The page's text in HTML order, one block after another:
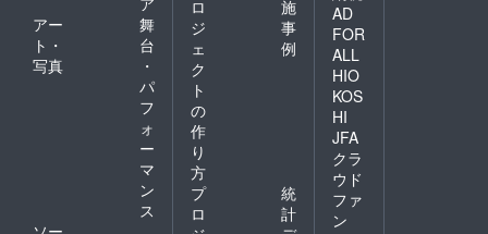
アー
ト・
写真
舞
台
・
パ
フ
ォ
ー
マ
ン
ス
ロ
ジ
ェ
ク
ト
の
作
り
方
施
事
例
プ
ロ
統
計
AD
FOR
ALL
HIO
KOS
HI
JFA
クラ
ウド
ファ
ン